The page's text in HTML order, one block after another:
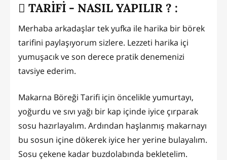
TARİFİ - NASIL YAPILIR ? :
Merhaba arkadaşlar tek yufka ile harika bir börek
tarifini paylaşıyorum sizlere. Lezzeti harika içi
yumuşacık ve son derece pratik denemenizi
tavsiye ederim.
Makarna Böreği Tarifi için öncelikle yumurtayı,
yoğurdu ve sıvı yağı bir kap içinde iyice çırparak
sosu hazırlayalım. Ardından haşlanmış makarnayı
bu sosun içine dökerek iyice her yerine bulayalım.
Sosu çekene kadar buzdolabında bekletelim.